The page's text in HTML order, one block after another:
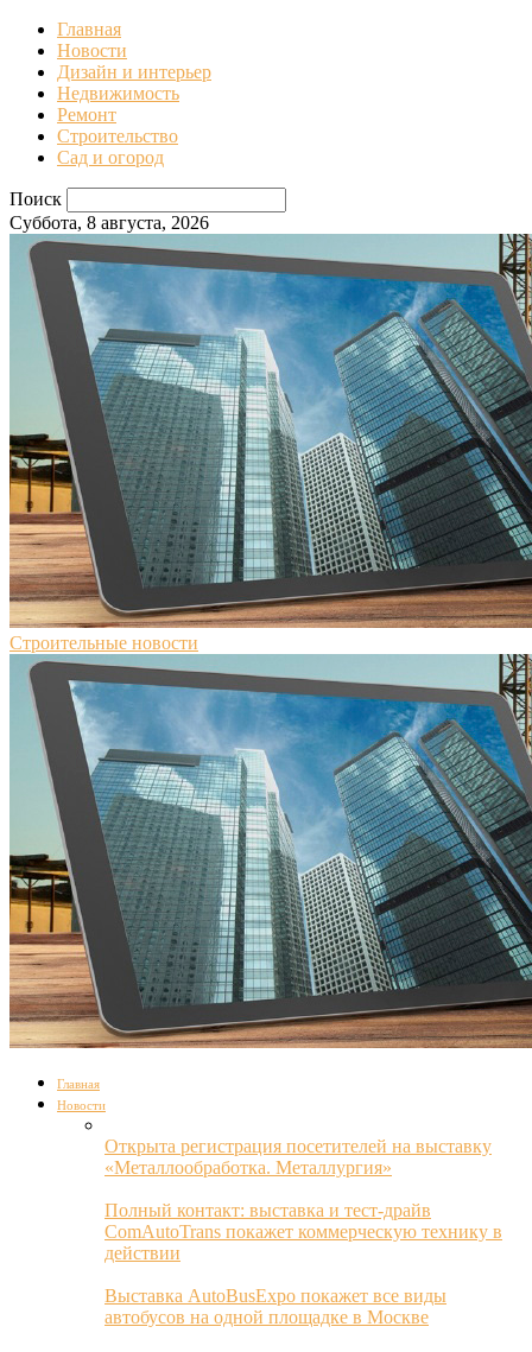
Главная
Новости
Дизайн и интерьер
Недвижимость
Ремонт
Строительство
Сад и огород
Поиск
Суббота, 8 августа, 2026
Строительные новости
Главная
Новости
Открыта регистрация посетителей на выставку
«Металлообработка. Металлургия»
Полный контакт: выставка и тест-драйв
ComAutoTrans покажет коммерческую технику в
действии
Выставка AutoBusExpo покажет все виды
автобусов на одной площадке в Москве